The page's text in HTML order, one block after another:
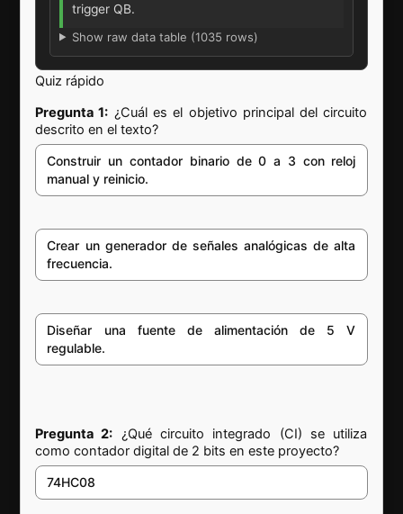
trigger QB.
Show raw data table (1035 rows)
Quiz rápido
Pregunta 1: ¿Cuál es el objetivo principal del circuito
descrito en el texto?
Construir un contador binario de 0 a 3 con reloj
manual y reinicio.
Crear un generador de señales analógicas de alta
frecuencia.
Diseñar una fuente de alimentación de 5 V
regulable.
Pregunta 2: ¿Qué circuito integrado (CI) se utiliza
como contador digital de 2 bits en este proyecto?
74HC08